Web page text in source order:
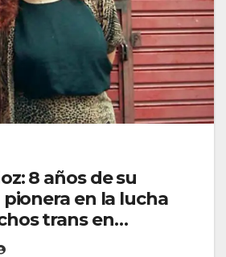
8 años de su
en la lucha
trans en